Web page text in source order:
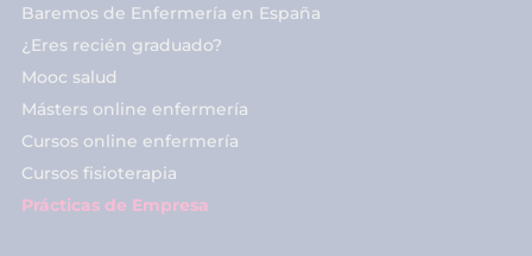
Baremos de Enfermería en España
¿Eres recién graduado?
Mooc salud
Másters online enfermería
Cursos online enfermería
Cursos fisioterapia
Prácticas de Empresa